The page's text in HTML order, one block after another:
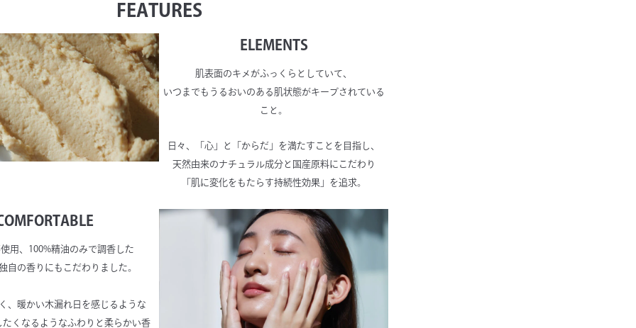
FEATURES
ELEMENTS
肌表面のキメがふっくらとしていて、
いつまでもうるおいのある肌状態がキープされている
こと。
日々、「心」と「からだ」を満たすことを目指し、
天然由来のナチュラル成分と国産原料にこだわり
「肌に変化をもたらす持続性効果」を追求。
用、100%精油のみで調香した
自の香りにもこだわりました。
、暖かい木漏れ日を感じるような
たくなるようなふわりと柔らかい香